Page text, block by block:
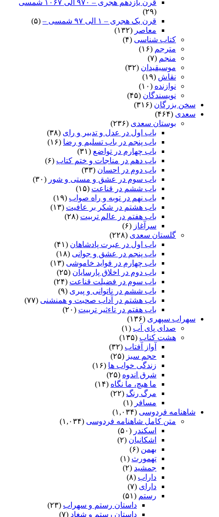
قرن یازدهم هجری – ۹۷۰ الی ۱۰۶۷ شمسی
(۲۹)
قرن یک هجری – ۱ الی ۹۷ شمسی –
(۵)
معاصر (۱۳۲)
کتاب شناسی (۴)
مترجم (۱۶)
منجم (۷)
موسیقیدان (۳۲)
نقاش (۱۹)
نوازنده (۱۰)
نویسندگان (۴۵)
سخن بزرگان (۳۱۶)
سعدی (۴۶۴)
بوستان سعدی (۲۳۶)
باب اول در عدل و تدبیر و رای (۳۸)
باب پنجم در باب تسلیم و رضا (۱۶)
باب چهارم در تواضع (۳۱)
باب دهم در مناجات و ختم کتاب (۶)
باب دوم در احسان (۳۳)
باب سوم در عشق و مستی و شور (۳۰)
باب ششم در قناعت (۱۵)
باب نهم در توبه و راه صواب (۱۹)
باب هشتم در شکر بر عافیت (۱۳)
باب هفتم در عالم تربیت (۲۸)
سرآغاز (۶)
گلستان سعدی (۲۲۸)
باب اول در عبرت پادشاهان (۴۱)
باب پنجم در عشق و جوانى (۱۸)
باب چهارم در فواید خاموشى (۱۳)
باب دوم در اخلاق پارسایان (۲۵)
باب سوم در فضیلت قناعت (۲۴)
باب ششم در ناتوانى و پیرى (۹)
باب هشتم در آداب صحبت و همنشنى (۷۷)
باب هفتم در تاءثیر تربیت (۲۰)
سهراب سپهری (۱۳۶)
صدای پای آب (۱)
هشت کتاب (۱۳۵)
آواز آفتاب (۳۲)
حجم سبز (۲۵)
زندگی خواب ها (۱۶)
شرق اندوه (۲۵)
ما هیچ، ما نگاه (۱۴)
مرگ رنگ (۲۲)
مسافر (۱)
شاهنامه فردوسی (۱,۰۳۴)
متن کامل شاهنامه فردوسی (۱,۰۳۴)
اسکندر (۵۰)
اشکانیان (۲)
بهمن (۶)
تهمورث (۱)
جمشید (۲)
داراب (۸)
دارای (۷)
رستم (۵۱)
داستان رستم و سهراب (۲۳)
داستان رستم و شغاد (۷)